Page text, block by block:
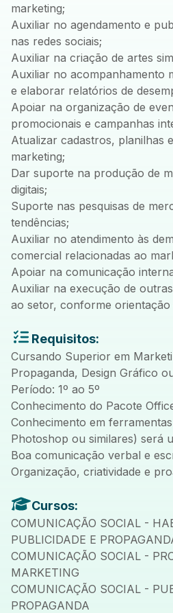
marketing;
Auxiliar no agendamento e
nas redes sociais;
Auxiliar na criação de artes
Auxiliar no acompanhamento
e elaborar relatórios de
Apoiar na organização de
promocionais e campanhas
Atualizar cadastros, planilhas
marketing;
Dar suporte na produção de
digitais;
Suporte nas pesquisas de
tendências;
Auxiliar no atendimento às
comercial relacionadas ao
Apoiar na comunicação
Auxiliar na execução de
ao setor, conforme orientação
Requisitos:
Cursando Superior em
Propaganda, Design Gráfico
Período: 1º ao 5º
Conhecimento do Pacote
Conhecimento em
Photoshop ou similares) será
Boa comunicação verbal e
Organização, criatividade e
Cursos:
COMUNICAÇÃO SOCIAL -
PUBLICIDADE E
COMUNICAÇÃO SOCIAL -
MARKETING
COMUNICAÇÃO SOCIAL -
PROPAGANDA